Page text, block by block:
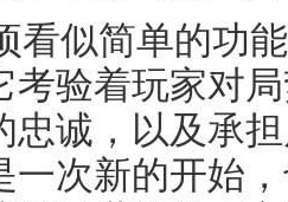
看似简单的功
考验着玩家对
忠诚，以及承
一次新的开始